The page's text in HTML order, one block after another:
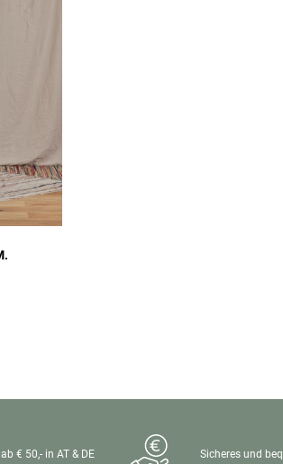
€ 50,- in AT & DE Sicheres und